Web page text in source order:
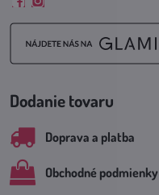
FacebookInstagram
Dodanie tovaru
Doprava a platba
Obchodné podmienky